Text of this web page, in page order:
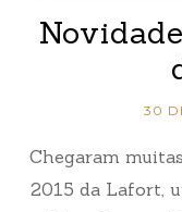
30
Chegaram
2015 da Lafort,